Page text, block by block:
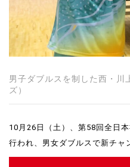
男子ダブルスを制した西・川
ズ）
10月26日（土）、第58回全日
行われ、男女ダブルスで新チャ